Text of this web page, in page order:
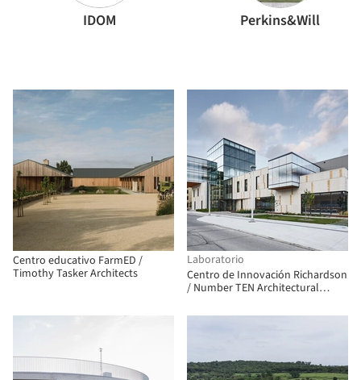
IDOM Perkins&Will
Centro educativo FarmED /
Timothy Tasker Architects
Laboratorio
Centro de Innovación Richardson
/ Number TEN Architectural